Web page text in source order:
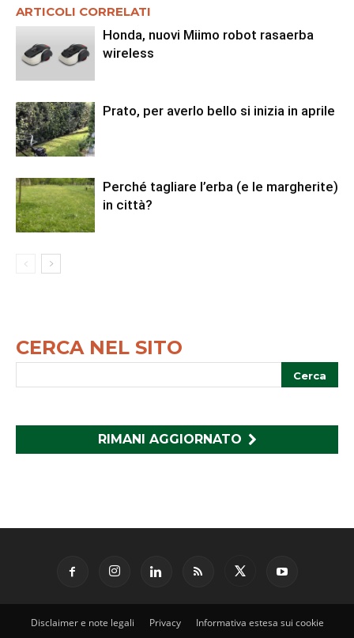
ARTICOLI CORRELATI
Honda, nuovi Miimo robot rasaerba
wireless
Prato, per averlo bello si inizia in aprile
Perché tagliare l’erba (e le margherite)
in città?
CERCA NEL SITO
RIMANI AGGIORNATO
Disclaimer e note legali Privacy Informativa estesa sui cookie